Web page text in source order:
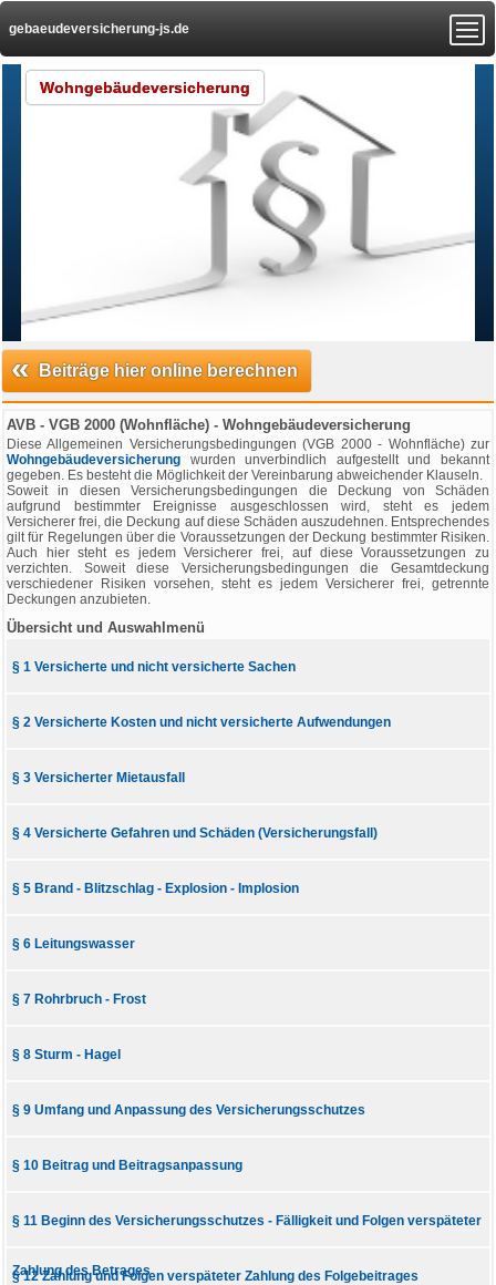
gebaeudeversicherung-js.de
Wohngebäudeversicherung
« Beiträge hier online berechnen
AVB - VGB 2000 (Wohnfläche) - Wohngebäudeversicherung
Diese Allgemeinen Versicherungsbedingungen (VGB 2000 - Wohnfläche) zur
Wohngebäudeversicherung wurden unverbindlich aufgestellt und bekannt
gegeben. Es besteht die Möglichkeit der Vereinbarung abweichender Klauseln.
Soweit in diesen Versicherungsbedingungen die Deckung von Schäden
aufgrund bestimmter Ereignisse ausgeschlossen wird, steht es jedem
Versicherer frei, die Deckung auf diese Schäden auszudehnen. Entsprechendes
gilt für Regelungen über die Voraussetzungen der Deckung bestimmter Risiken.
Auch hier steht es jedem Versicherer frei, auf diese Voraussetzungen zu
verzichten. Soweit diese Versicherungsbedingungen die Gesamtdeckung
verschiedener Risiken vorsehen, steht es jedem Versicherer frei, getrennte
Deckungen anzubieten.
Übersicht und Auswahlmenü
§ 1 Versicherte und nicht versicherte Sachen
§ 2 Versicherte Kosten und nicht versicherte Aufwendungen
§ 3 Versicherter Mietausfall
§ 4 Versicherte Gefahren und Schäden (Versicherungsfall)
§ 5 Brand - Blitzschlag - Explosion - Implosion
§ 6 Leitungswasser
§ 7 Rohrbruch - Frost
§ 8 Sturm - Hagel
§ 9 Umfang und Anpassung des Versicherungsschutzes
§ 10 Beitrag und Beitragsanpassung
§ 11 Beginn des Versicherungsschutzes - Fälligkeit und Folgen verspäteter
Zahlung des Betrages
§ 12 Zahlung und Folgen verspäteter Zahlung des Folgebeitrages